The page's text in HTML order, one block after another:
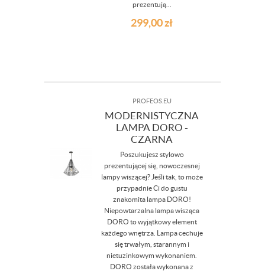
prezentują...
299,00zł
PROFEOS.EU
MODERNISTYCZNA
LAMPA DORO -
CZARNA
Poszukujesz stylowo
prezentującej się, nowoczesnej
lampy wiszącej? Jeśli tak, to może
przypadnie Ci do gustu
znakomita lampa DORO!
Niepowtarzalna lampa wisząca
DORO to wyjątkowy element
każdego wnętrza. Lampa cechuje
się trwałym, starannym i
nietuzinkowym wykonaniem.
DORO została wykonana z